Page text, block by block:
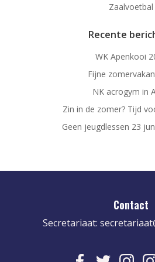
Zaalvoetbal
Recente
WK Apenkooi
Fijne
NK acrogym in
Zin in de zomer? Tijd
Geen jeugdlessen 23
Contact
Secretariaat: